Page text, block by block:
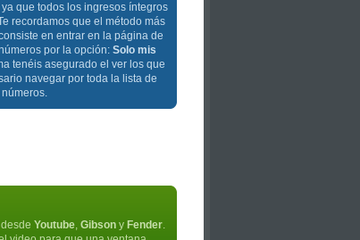
que todos los ingresos íntegros
recordamos que el método más
en entrar en la página de
por la opción: Solo mis
tenéis asegurado el ver los que
navegar por toda la lista de
números.
Youtube, Gibson y Fender.